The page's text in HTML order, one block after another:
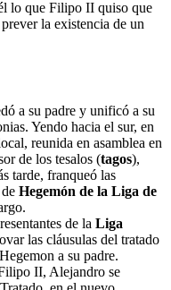
lo que Filipo II quiso que
la existencia de un
a su padre y unificó a su
Yendo hacia el sur, en
reunida en asamblea en
de los tesalos (tagos),
tarde, franqueó las
Hegemón de la Liga de
de la Liga
las cláusulas del tratado
a su padre.
II, Alejandro se